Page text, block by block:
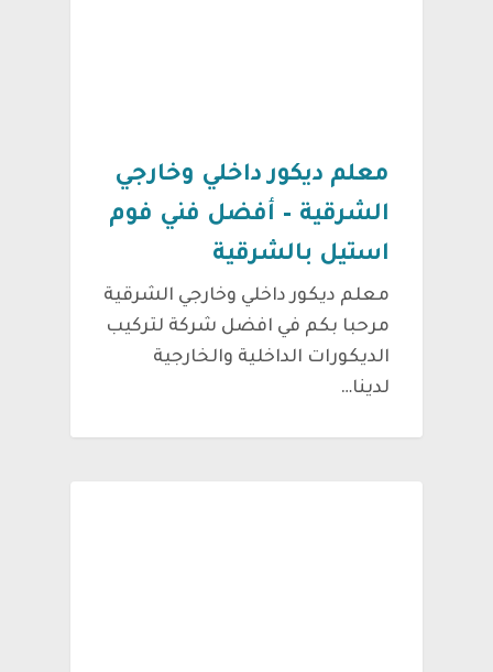
معلم ديكور داخلي وخارجي
الشرقية – أفضل فني فوم
استيل بالشرقية
معلم ديكور داخلي وخارجي الشرقية
مرحبا بكم في افضل شركة لتركيب
الديكورات الداخلية والخارجية
لدينا…